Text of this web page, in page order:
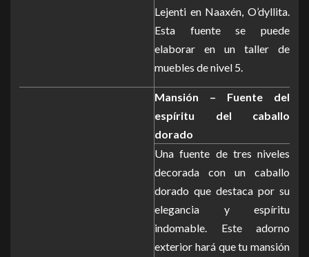
Lejenti en Naaxén, O’dyllita.
Esta fuente se puede
elaborar en un taller de
muebles de nivel 5.
Mansión – Fuente del
espíritu del caballo
dorado
Una fuente de tres niveles
decorada con un caballo
dorado que destaca por su
elegancia y espíritu
indomable. Este adorno
exterior hará que tu mansión